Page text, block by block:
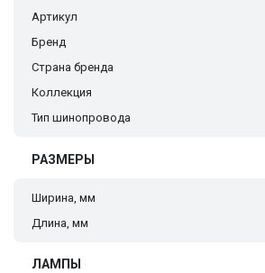
Артикул
Бренд
Страна бренда
Коллекция
Тип шинопровода
РАЗМЕРЫ
Ширина, мм
Длина, мм
ЛАМПЫ